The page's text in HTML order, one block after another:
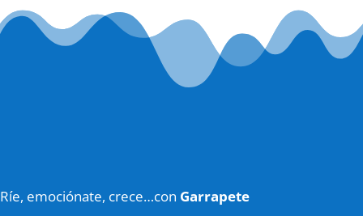
Ríe, emociónate, crece…con Garrapete